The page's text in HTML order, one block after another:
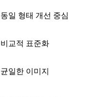
동일 형태 개선 중심
비교적 표준화
균일한 이미지